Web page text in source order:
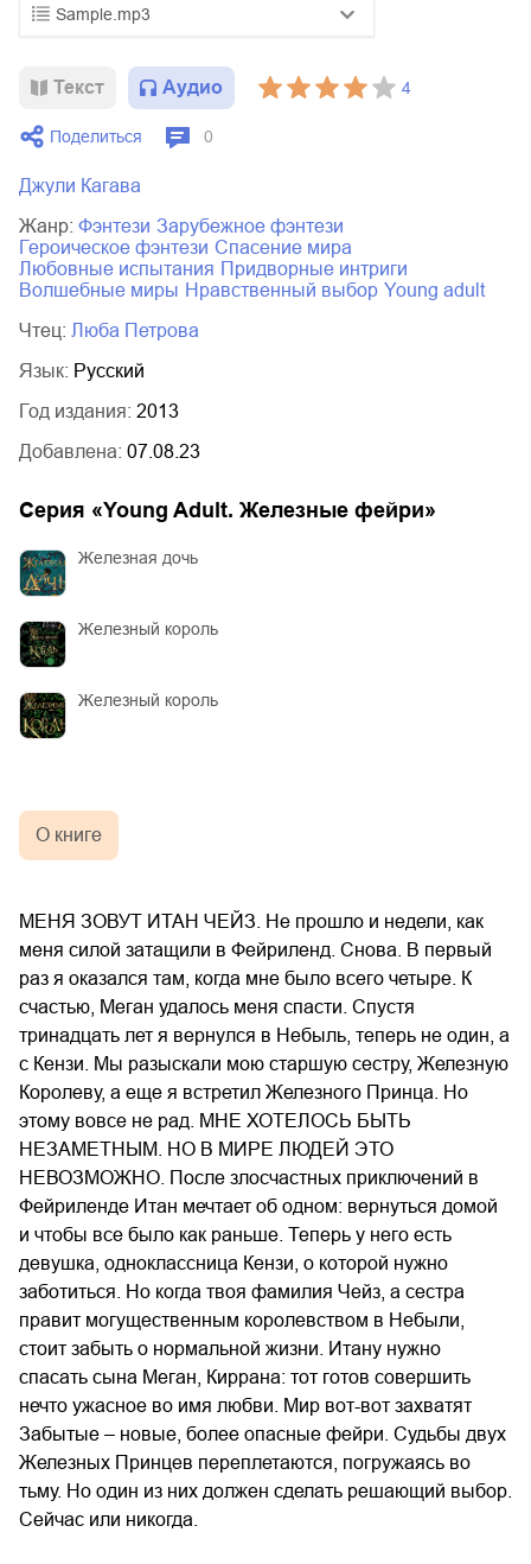
Sample.mp3
02.mp3 20:50
03.mp3
Текст Аудио 4
Поделиться 0
Джули Кагава
Жанр:
фэнтези
зарубежное фэнтези
героическое фэнтези
спасение мира
любовные испытания
придворные интриги
волшебные миры
нравственный выбор
young adult
Чтец:
Люба Петрова
Язык: Русский
Год издания: 2013
Добавлена: 07.08.23
Серия «Young Adult. Железные фейри»
Железная дочь
Железный король
Железный король
О книге
МЕНЯ ЗОВУТ ИТАН ЧЕЙЗ. Не прошло и недели, как
меня силой затащили в Фейриленд. Снова. В первый
раз я оказался там, когда мне было всего четыре. К
счастью, Меган удалось меня спасти. Спустя
тринадцать лет я вернулся в Небыль, теперь не один, а
с Кензи. Мы разыскали мою старшую сестру, Железную
Королеву, а еще я встретил Железного Принца. Но
этому вовсе не рад. МНЕ ХОТЕЛОСЬ БЫТЬ
НЕЗАМЕТНЫМ. НО В МИРЕ ЛЮДЕЙ ЭТО
НЕВОЗМОЖНО. После злосчастных приключений в
Фейриленде Итан мечтает об одном: вернуться домой
и чтобы все было как раньше. Теперь у него есть
девушка, одноклассница Кензи, о которой нужно
заботиться. Но когда твоя фамилия Чейз, а сестра
правит могущественным королевством в Небыли,
стоит забыть о нормальной жизни. Итану нужно
спасать сына Меган, Киррана: тот готов совершить
нечто ужасное во имя любви. Мир вот-вот захватят
Забытые – новые, более опасные фейри. Судьбы двух
Железных Принцев переплетаются, погружаясь во
тьму. Но один из них должен сделать решающий выбор.
Сейчас или никогда.